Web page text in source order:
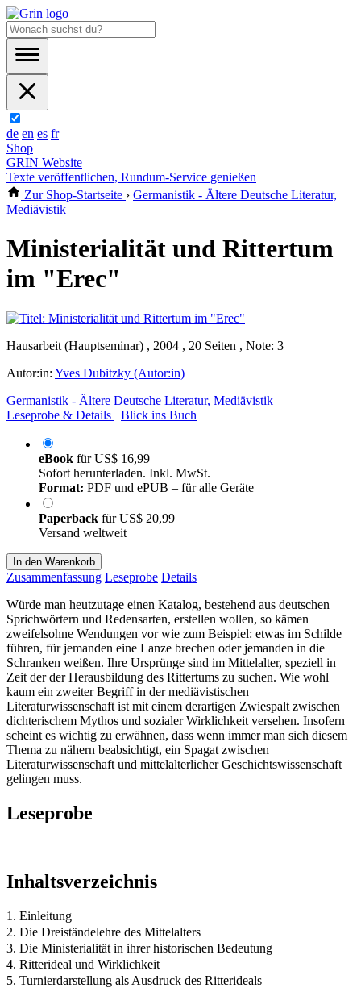
de en es fr
Shop
GRIN Website
Texte veröffentlichen, Rundum-Service genießen
Zur Shop-Startseite › Germanistik - Ältere Deutsche Literatur,
Mediävistik
Ministerialität und Rittertum
im "Erec"
Hausarbeit (Hauptseminar) , 2004 , 20 Seiten , Note: 3
Autor:in: Yves Dubitzky (Autor:in)
Germanistik - Ältere Deutsche Literatur, Mediävistik
Leseprobe & Details
Blick ins Buch
eBook fürUS$ 16,99
Sofort herunterladen. Inkl. MwSt.
Format: PDF und ePUB – für alle Geräte
Paperback fürUS$ 20,99
Versand weltweit
In den Warenkorb
Zusammenfassung Leseprobe Details
Würde man heutzutage einen Katalog, bestehend aus deutschen
Sprichwörtern und Redensarten, erstellen wollen, so kämen
zweifelsohne Wendungen vor wie zum Beispiel: etwas im Schilde
führen, für jemanden eine Lanze brechen oder jemanden in die
Schranken weißen. Ihre Ursprünge sind im Mittelalter, speziell in
Zeit der der Herausbildung des Rittertums zu suchen. Wie wohl
kaum ein zweiter Begriff in der mediävistischen
Literaturwissenschaft ist mit einem derartigen Zwiespalt zwischen
dichterischem Mythos und sozialer Wirklichkeit versehen. Insofern
scheint es wichtig zu erwähnen, dass wenn immer man sich diesem
Thema zu nähern beabsichtigt, ein Spagat zwischen
Literaturwissenschaft und mittelalterlicher Geschichtswissenschaft
gelingen muss.
Leseprobe
Inhaltsverzeichnis
1. Einleitung
2. Die Dreiständelehre des Mittelalters
3. Die Ministerialität in ihrer historischen Bedeutung
4. Ritterideal und Wirklichkeit
5. Turnierdarstellung als Ausdruck des Ritterideals